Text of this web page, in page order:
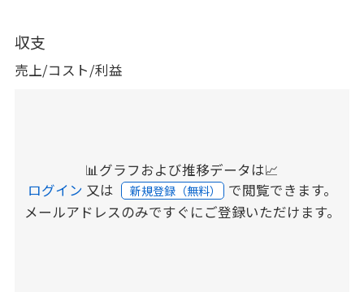
収支
売上/コスト/利益
📊グラフおよび推移データは📈
ログイン 又は 新規登録（無料） で閲覧できます。
メールアドレスのみですぐにご登録いただけます。